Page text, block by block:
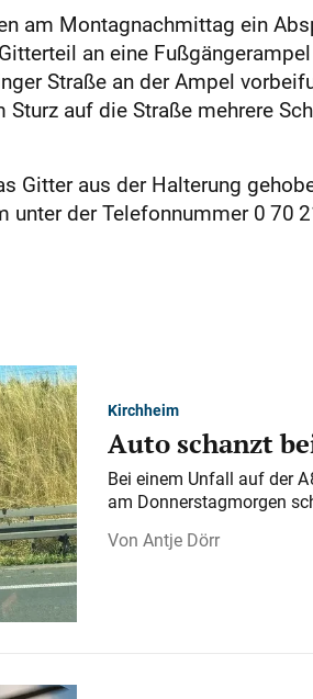
am Montagnachmittag ein
an eine
Straße an der Ampel
auf die Straße mehrere
Gitter aus der Halterung
unter der Telefonnummer 0 70
Kirchheim
Auto schanzt
Bei einem Unfall auf der
am Donnerstagmorgen
Antje Dörr